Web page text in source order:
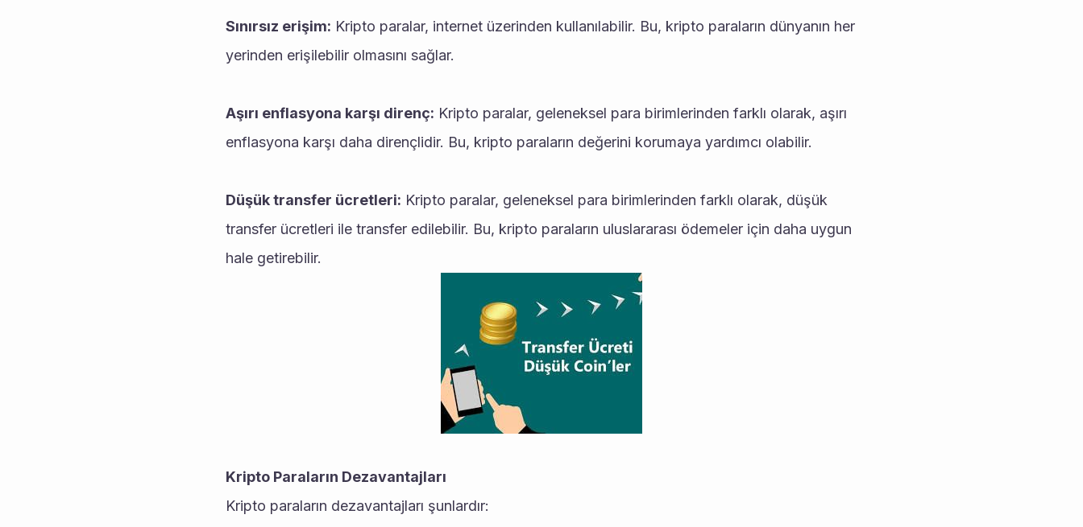
Sınırsız erişim: Kripto paralar, internet üzerinden kullanılabilir. Bu, kripto paraların dünyanın her
yerinden erişilebilir olmasını sağlar.
Aşırı enflasyona karşı direnç: Kripto paralar, geleneksel para birimlerinden farklı olarak, aşırı
enflasyona karşı daha dirençlidir. Bu, kripto paraların değerini korumaya yardımcı olabilir.
Düşük transfer ücretleri: Kripto paralar, geleneksel para birimlerinden farklı olarak, düşük
transfer ücretleri ile transfer edilebilir. Bu, kripto paraların uluslararası ödemeler için daha uygun
hale getirebilir.
Kripto Paraların Dezavantajları
Kripto paraların dezavantajları şunlardır: